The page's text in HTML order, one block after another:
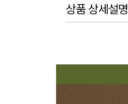
상품 상세설명